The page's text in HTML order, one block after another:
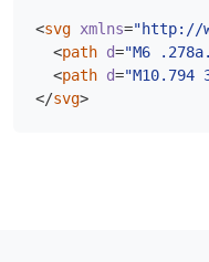
<svg xmlns="http://
<path d="M6
<path d=
</svg>